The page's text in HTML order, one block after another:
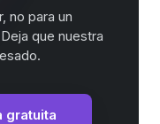
no para un
que nuestra
gratuita